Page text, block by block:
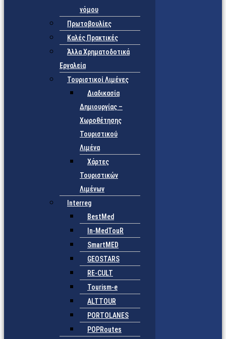
νόμου
Πρωτοβουλίες
Καλές Πρακτικές
Άλλα Χρηματοδοτικά
Εργαλεία
Τουριστικοί Λιμένες
Διαδικασία
Δημιουργίας –
Χωροθέτησης
Τουριστικού
Λιμένα
Χάρτες
Τουριστικών
Λιμένων
Interreg
BestMed
In-MedTouR
SmartMED
GEOSTARS
RE-CULT
Tourism-e
ALTTOUR
PORTOLANES
POPRoutes